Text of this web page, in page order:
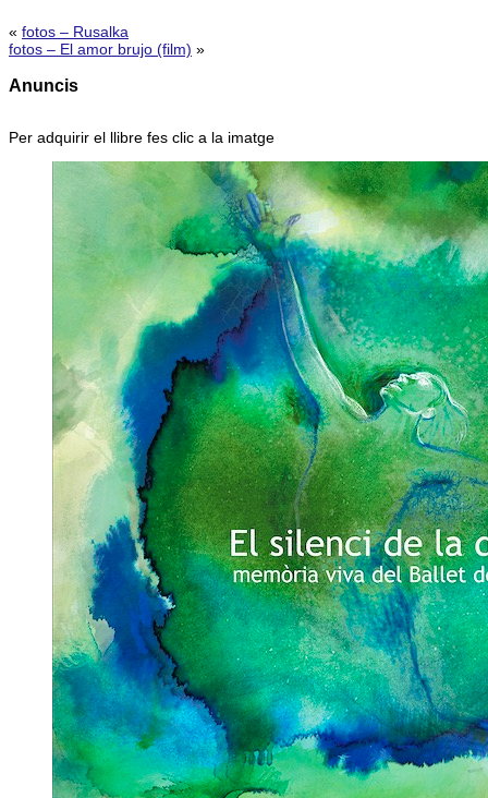
« fotos – Rusalka
fotos – El amor brujo (film) »
Anuncis
Per adquirir el llibre fes clic a la imatge